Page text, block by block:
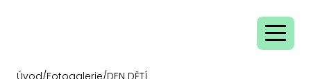
Úvod/Fotogalerie/DEN DĚTÍ